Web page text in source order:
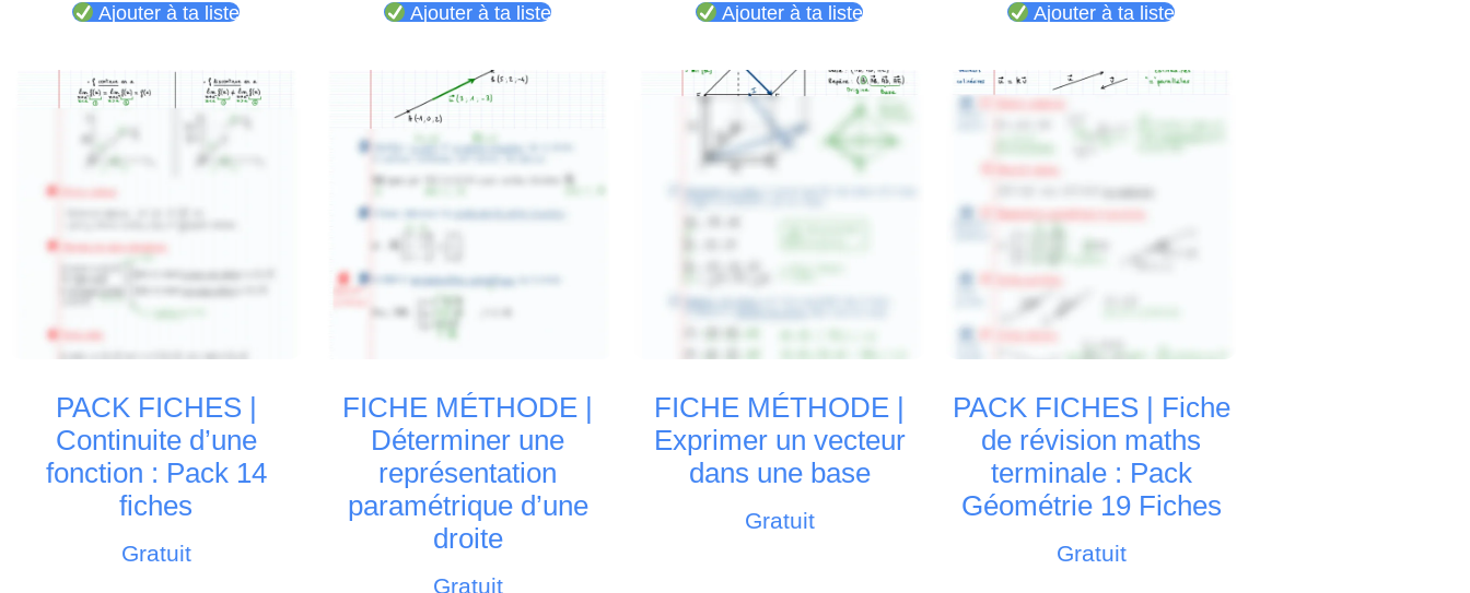
Ajouter à ta liste Ajouter à ta liste Ajouter à ta liste Ajouter à ta liste
PACK FICHES |
Continuite d’une
fonction : Pack 14
fiches
Gratuit
FICHE MÉTHODE |
Déterminer une
représentation
paramétrique d’une
droite
Gratuit
FICHE MÉTHODE |
Exprimer un vecteur
dans une base
Gratuit
PACK FICHES | Fiche
de révision maths
terminale : Pack
Géométrie 19 Fiches
Gratuit